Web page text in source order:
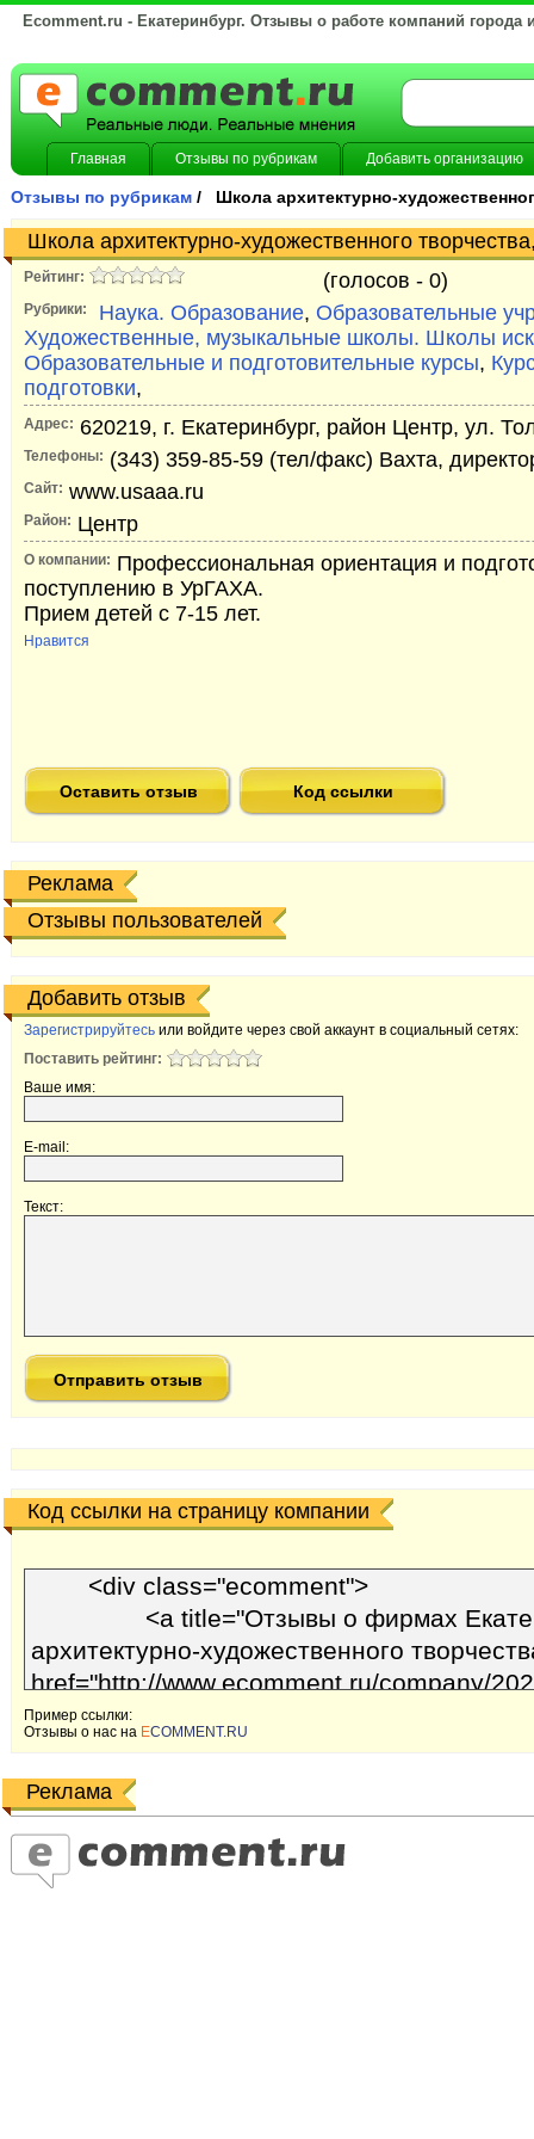
Ecomment.ru - Екатеринбург. Отзывы о работе компаний города
Главная Отзывы по рубрикам Добавить организацию
Отзывы по рубрикам / Школа архитектурно-
Школа архитектурно-художественного
Рейтинг: (голосов - 0)
Рубрики: Наука. Образование, Образовательные
Художественные, музыкальные школы. Школы
Образовательные и подготовительные курсы,
подготовки,
Адрес: 620219, г. Екатеринбург, район Центр, ул.
Телефоны: (343) 359-85-59 (тел/факс) Вахта,
Сайт: www.usaaa.ru
Район: Центр
О компании: Профессиональная ориентация и
поступлению в УрГАХА.
Прием детей с 7-15 лет.
Нравится
Оставить отзыв Код ссылки
Реклама
Отзывы пользователей
Добавить отзыв
Зарегистрируйтесь или войдите через свой аккаунт в социальный сетях:
Поставить рейтинг:
Ваше имя:
E-mail:
Текст:
Код ссылки на страницу компании
Пример ссылки:
Отзывы o наc на ECOMMENT.RU
Реклама